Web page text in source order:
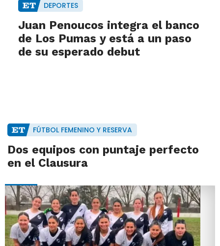
DEPORTES
Juan Penoucos integra el banco
de Los Pumas y está a un paso
de su esperado debut
FÚTBOL FEMENINO Y RESERVA
Dos equipos con puntaje perfecto
en el Clausura